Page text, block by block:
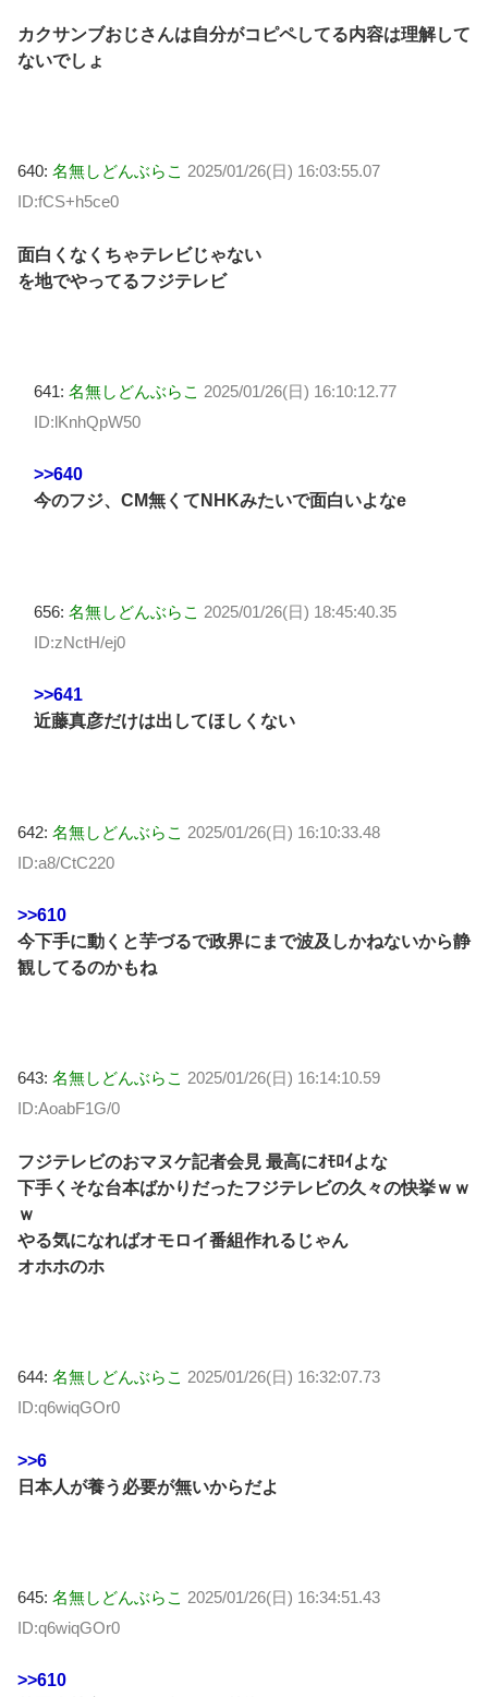
カクサンブおじさんは自分がコピペしてる内容は理解して
ないでしょ
640: 名無しどんぶらこ 2025/01/26(日) 16:03:55.07
ID:fCS+h5ce0
面白くなくちゃテレビじゃない
を地でやってるフジテレビ
641: 名無しどんぶらこ 2025/01/26(日) 16:10:12.77
ID:lKnhQpW50
>>640
今のフジ、CM無くてNHKみたいで面白いよなe
656: 名無しどんぶらこ 2025/01/26(日) 18:45:40.35
ID:zNctH/ej0
>>641
近藤真彦だけは出してほしくない
642: 名無しどんぶらこ 2025/01/26(日) 16:10:33.48
ID:a8/CtC220
>>610
今下手に動くと芋づるで政界にまで波及しかねないから静
観してるのかもね
643: 名無しどんぶらこ 2025/01/26(日) 16:14:10.59
ID:AoabF1G/0
フジテレビのおマヌケ記者会見 最高にｵﾓﾛｲよな
下手くそな台本ばかりだったフジテレビの久々の快挙ｗｗ
ｗ
やる気になればオモロイ番組作れるじゃん
オホホのホ
644: 名無しどんぶらこ 2025/01/26(日) 16:32:07.73
ID:q6wiqGOr0
>>6
日本人が養う必要が無いからだよ
645: 名無しどんぶらこ 2025/01/26(日) 16:34:51.43
ID:q6wiqGOr0
>>610